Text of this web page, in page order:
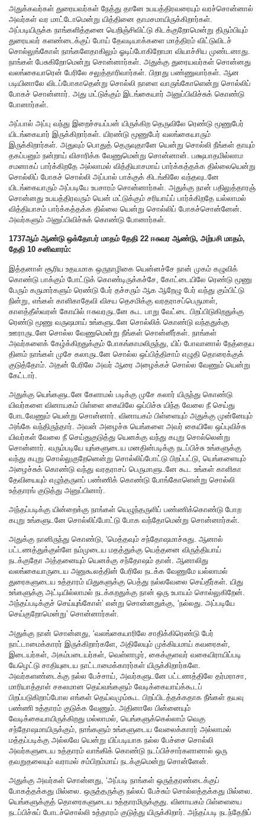
அதுக்கவர்கள் துரையவர்கள் நேத்து தானே உபயத்திரவரையும் வரச்சொன்னால்
அவர்கள் வர மாட்டோமென்று யித்தினை தாமசமாயிருக்கிறார்கள்.
அப்படியிருக்க நாங்களித்தனை யெறிஞ்சிவிட்டு கிடக்குறோமென்று திரும்பியும்
துரையவர் களண்டைக்குப் போய் தேவடியாக்களை மாத்திரம் விட்டுவிடச்
சொல்லுங்கோள் நாங்களேதாகிலும் ஓடிப்போகிறோமா வியாச்சிய முண்டனாது.
நாங்கள் பேசுகிறோமென்று சொன்னார்கள். அதுக்கு துரையவர்கள் சொன்னது
வலங்கையாரென் பேரிலே சலுத்தாரிவார்கள். பிறாது பண்ணுவார்கள். ஆன
படியினாலே விடப்போகாதென்று சொல்லி நாளை வாருங்கோளென்று சொல்லிப்
போகச் சொன்னார். அது மட்டுக்கும் இடங்கையார் அனுப்பிவிச்சுக் கொண்டு
போனார்கள்.
அப்பால் அப்பு வந்து இறைச்சயப்பன் யிருக்கிற தெருவிலே ரெண்டு மூணுபேர்
யிடங்கையார் இருக்கிறார்கள். யிரண்டு மூணுபேர் வலங்கையாரும்
இருக்கிறார்கள். அதுவும் பொதுத் தெருவுதானே யென்று சொல்லி நீங்கள் தாயும்
தகப்பனும் நன்றாய் விசாரிக்க வேணுமென்று சொன்னான். பக்ஷபாதமில்லாம
சமனாகப் பார்க்கிறதே அல்லாமல் வித்தியாசமாய் பார்க்கத்தக்க தில்லையென்று
சொல்லிப் போகச் சொல்லி அப்பால் பாக்குக் கிடங்கிலே வந்தவுடனே
யிடங்கையாரும் அப்படியே உபசாரம் சொன்னார்கள். அதுக்கு நான் பதிலுத்தாரஞ்
சொன்னது உபயத்திரவரும் யென் மட்டுக்கும் சரியாய்ப் பார்க்கிறதே யல்லாமல்
வித்தியாசம் பார்க்கத்தக்க தில்லை யென்று சொல்லிப் போகச்சொன்னேன்.
அவர்களும் அனுப்பிவிச்சுக் கொண்டு போனார்கள்.
1737ஆம் ஆண்டு ஒக்தோபர் மாதம் தேதி 22 ஈசுவர ஆண்டு, அற்பசி மாதம்,
தேதி 10 சனிவாரம்:
இத்தனாள் சூரிய உதயமாக ஒருநாழிகை யென்னச்சே நான் முகம் கழுவிக்
கொண்டு பாக்கும் போட்டுக் கொண்டிருக்கச்சே, கோட்டையிலே ரெண்டு மூணு
பேரும் கருமார்களும் ரெண்டு பேர் தச்சரும் ஆக ஆறேழு பேர் வந்து கும்பிட்டு
நின்று, எங்கள் காளிகாதேவி விசய தெசமிக்கு வரதராசப்பெருமாள்,
காளத்தீஸ்வரன் கோயில் ஈசுவரருடனே கூட பாறு வேட்டை பிறப்பிடுகிறதுக்கு
ரெண்டு மூணு வருஷமாய் உங்களுடனே சொல்லிக் கொண்டு வந்ததுக்கு
ஊராருடனே சொல்ல வேணுமென்று நீங்கள் சொன்னீர்கள். நாங்கள்
அவர்களைக் கேழ்க்கிறதுக்கும் போகங்காமலிருந்து, யிப் போவானால் நேத்தைய
தினம் நாங்கள் முசே கலாருடனே சொல்ல ஒப்பித்திசாம் எழுதி தொரைக்குக்
குடுத்தோம். அதன் பேரிலே அவர் ஆரை அழைக்கச் சொல்ல வேணும் யென்று
கேட்டார்.
அதுக்கு யெங்களுடனே கேளாமல் படிக்கு முசே கலார் யிருந்து கொண்டு
யிவர்களை வினாயகம் பிள்ளை கையிலே ஒப்பிச்சு யிந்த வேலை நீ செய்து
போடவேணும் யென்று சொன்னார். வினாயகம் பிள்ளையும் அதுக்கு முன்னேயும்
அங்கே வந்திருந்தார். அவன் அழைச்சு யெங்களை அவர் கையிலே ஒப்புவிச்சு
யிவர்கள் வேலை நீ செய்துகுடுத்து யெனக்கு வந்து கபுறு சொல்லென்று
சொன்னார். வரும்படியே யுங்களுடைய மனதின்படிக்கு நடப்பிச்சு உங்களுக்கு
வந்து கபுறு சொல்லுகுறேனென்று சொல்லிப்போட்டு பிறப்பட்டு, யெங்களையும்
அழைச்சுக் கொண்டு வந்து வரதராசப் பெருமாளுடனே கூட உங்கள் காளிகா
தேவியையும் எழுந்தருளப் பண்ணிக் கொண்டு போங்கோளென்று சொல்லி
உத்தாரங் குடுத்து அனுப்பினார்.
அந்தப்படிக்கு யின்றைக்கு நாங்கள் யெழுந்தருளிப் பண்ணிக்கொண்டு போற
கபுறு உங்களுடனே சொல்லிப்போட்டு போக வந்தோமென்று சொன்னார்கள்.
அதுக்கு நானிருந்து கொண்டு, ‘மெத்தவும் சந்தோஷமாச்சுது. ஆனால்
பட்டணத்துக்குள்ளே நம்முடைய மதத்துக்கு யெத்தனை விருத்தியாய்
நடக்குதோ அத்தனையும் யெனக்கு சந்தோஷம் தான். ஆனாலிது
வலங்கையாருடைய அனுகூலத்தின் பேரிலே நடக்க வேணுமே யல்லாமல்
துரைகளுடைய உத்தாரம் யிதுகளுக்கு பெத்து நல்லவேலை செய்தீர்கள். யிது
உங்களுக்கு அட்டியில்லாமல் நடக்கறதுக்கு நான் ஒரு உபாயம் சொல்லுகிறேன்.
அந்தப்படிக்குச் செய்யுங்கோள்’ என்று சொன்னதுக்கு, ‘நல்லது. அப்படியே
செய்குறோமென்று’ சொன்னார்கள்.
அதுக்கு நான் சொன்னது, ‘வலங்கையாரிலே சாதிக்கிரெண்டு பேர்
நாட்டாமைக்காரர் இருக்கிறார்களே, அதிலேயும் முக்கியமாய் கவரைகள்,
இடையர்கள், அகம்படையர்கள், வெள்ளாழர், கைக்குளவர் வகையிராயிப்படி
யேழெட்டு சாதியுடைய நாட்டாமைக்காரர்கள் யிருக்கிறார்களே.
அவர்களண்டைக்கு நல்ல பேச்சாய், அவர்களுடனே பட்டணத்திலே தர்மராசா,
மாரியாத்தாள் சகலமான தெய்வங்களும் வேடிக்கையாய்க்கூடப்
பிறப்படுகிறாப்போல எங்கள் தெய்வமும்கூட பிறப்பிடத்தக்கதாக நீங்கள் தயவு
பண்ணி உத்தாரம் குடுக்க வேணும். அதினாலே பின்னையும்
வேடிக்கையாயிருக்கிறது மல்லாமல், யெங்களுக்கெல்லாம் வெகு
சந்தோஷமாயிருக்கும், நாங்களும் உங்களுடைய வேலைக்காரர் அல்லாமல்
மத்தப்படிக்கு அல்லவே யென்று யிப்படியாக நல்ல பேச்சை சொல்லி
அவர்களுடைய உத்தாரம் வாங்கிக் கொண்டு நடப்பிச்சார்களானால் ஒரு
தவறுதலையும் வராமல் சம்பிறம்மாய் நடக்குமென்று சொன்னேன்.
அதுக்கு அவர்கள் சொன்னது, ‘அப்படி நாங்கள் ஒருத்தரண்டைக்குப்
போகத்தக்கது மில்லை. ஒருத்தருக்கு நல்லப் பேச்சும் சொல்லத்தக்கது மில்லை.
யெங்களுக்குத் தொரைகளுடைய உத்தாரமிருக்குது. வினாயகம் பிள்ளையை
நடப்பிச்சுப் போடச்சொல்லி உத்தாரம் குடுத்து யிருக்கிறார். அந்தப்படி நடந்தேறிப்